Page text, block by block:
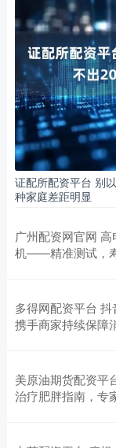
证配所配资平台 别
种家庭差距明显
广州配资网官网
机——精准测试，
多得网配资平台 抖
携手商家持续保障
美原油期货配资平
治疗肥胖指南，专